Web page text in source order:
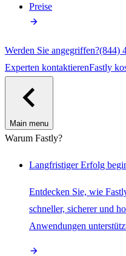
Preise
Werden Sie angegriffen?(844)
Experten kontaktierenFastly
Main menu
Warum Fastly?
Langfristiger Erfolg
Entdecken Sie, wie
schneller, sicherer und
Anwendungen